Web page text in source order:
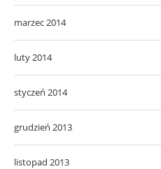
marzec 2014
luty 2014
styczeń 2014
grudzień 2013
listopad 2013